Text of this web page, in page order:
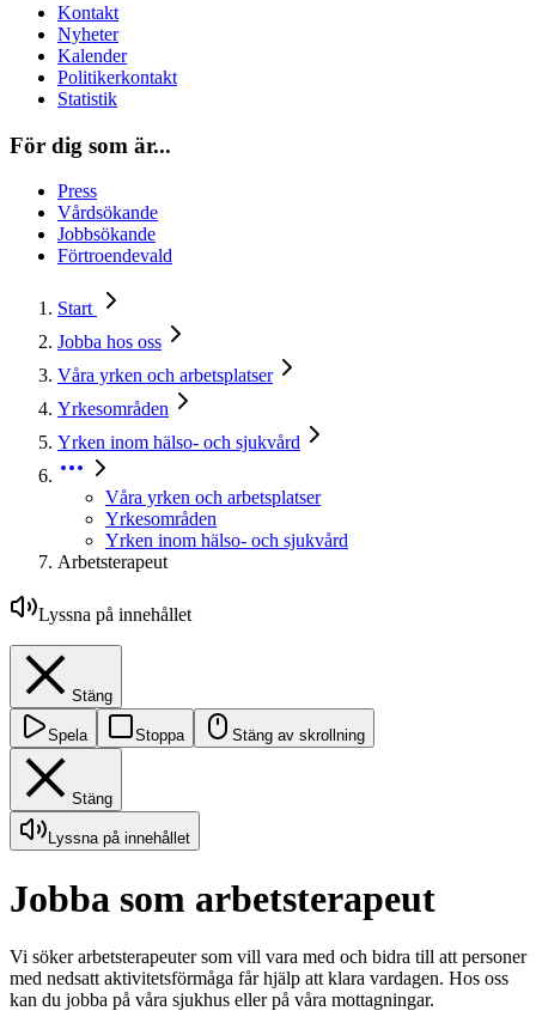
Kontakt
Nyheter
Kalender
Politikerkontakt
Statistik
För dig som är...
Press
Vårdsökande
Jobbsökande
Förtroendevald
Start
Jobba hos oss
Våra yrken och arbetsplatser
Yrkesområden
Yrken inom hälso- och sjukvård
Våra yrken och arbetsplatser
Yrkesområden
Yrken inom hälso- och sjukvård
Arbetsterapeut
Lyssna på innehållet
Stäng
Spela Stoppa Stäng av skrollning
Stäng
Lyssna på innehållet
Jobba som arbetsterapeut
Vi söker arbetsterapeuter som vill vara med och bidra till att personer
med nedsatt aktivitetsförmåga får hjälp att klara vardagen. Hos oss
kan du jobba på våra sjukhus eller på våra mottagningar.